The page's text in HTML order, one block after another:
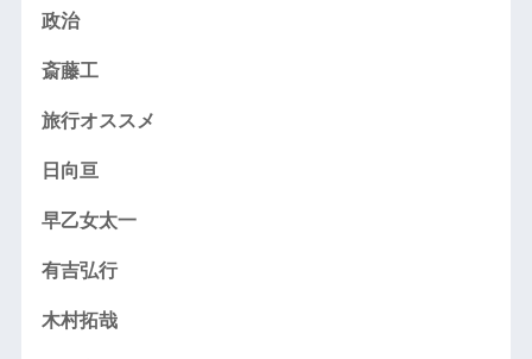
政治
斎藤工
旅行オススメ
日向亘
早乙女太一
有吉弘行
木村拓哉